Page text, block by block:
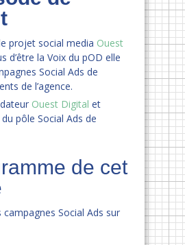
projet social media Ouest
d’être la Voix du pOD elle
Social Ads de
de l’agence.
Ouest Digital et
pôle Social Ads de
de cet
Social Ads sur